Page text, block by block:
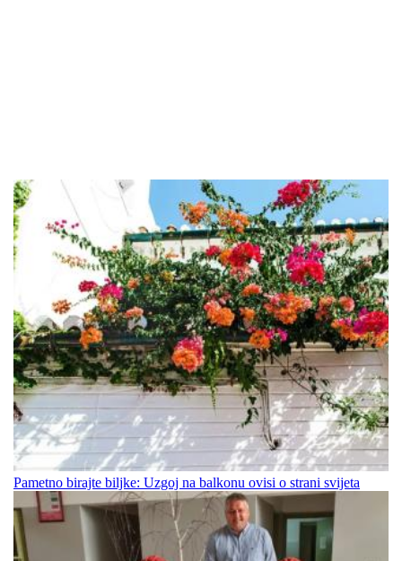
Pametno birajte biljke: Uzgoj na balkonu ovisi o strani svijeta